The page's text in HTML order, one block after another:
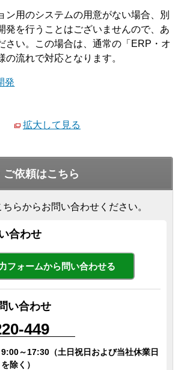
ン用のシステムの用意がない場合、別
発を行うことはございませんので、あ
さい。この場合は、通常の「ERP・オ
の流れで対応となります。
発
拡大して見る
依頼はこちら
らからお問い合わせください。
合わせ
フォームから問い合わせる
い合わせ
449
9:00～17:30（土日祝日および当社休業日
を除く）